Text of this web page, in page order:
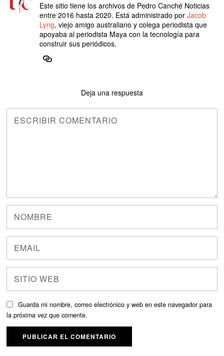
Este sitio tiene los archivos de Pedro Canché Noticias
entre 2016 hasta 2020. Está administrado porJacob
Lyng, viejo amigo australiano y colega periodista que
apoyaba al periodista Maya con la tecnología para
construir sus periódicos.
Deja una respuesta
Guarda mi nombre, correo electrónico y web en este navegador para
la próxima vez que comente.